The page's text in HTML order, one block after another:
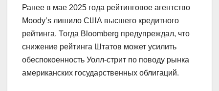
Ранее в мае 2025 года рейтинговое агентство
Moody’s лишило США высшего кредитного
рейтинга. Тогда Bloomberg предупреждал, что
снижение рейтинга Штатов может усилить
обеспокоенность Уолл-стрит по поводу рынка
американских государственных облигаций.